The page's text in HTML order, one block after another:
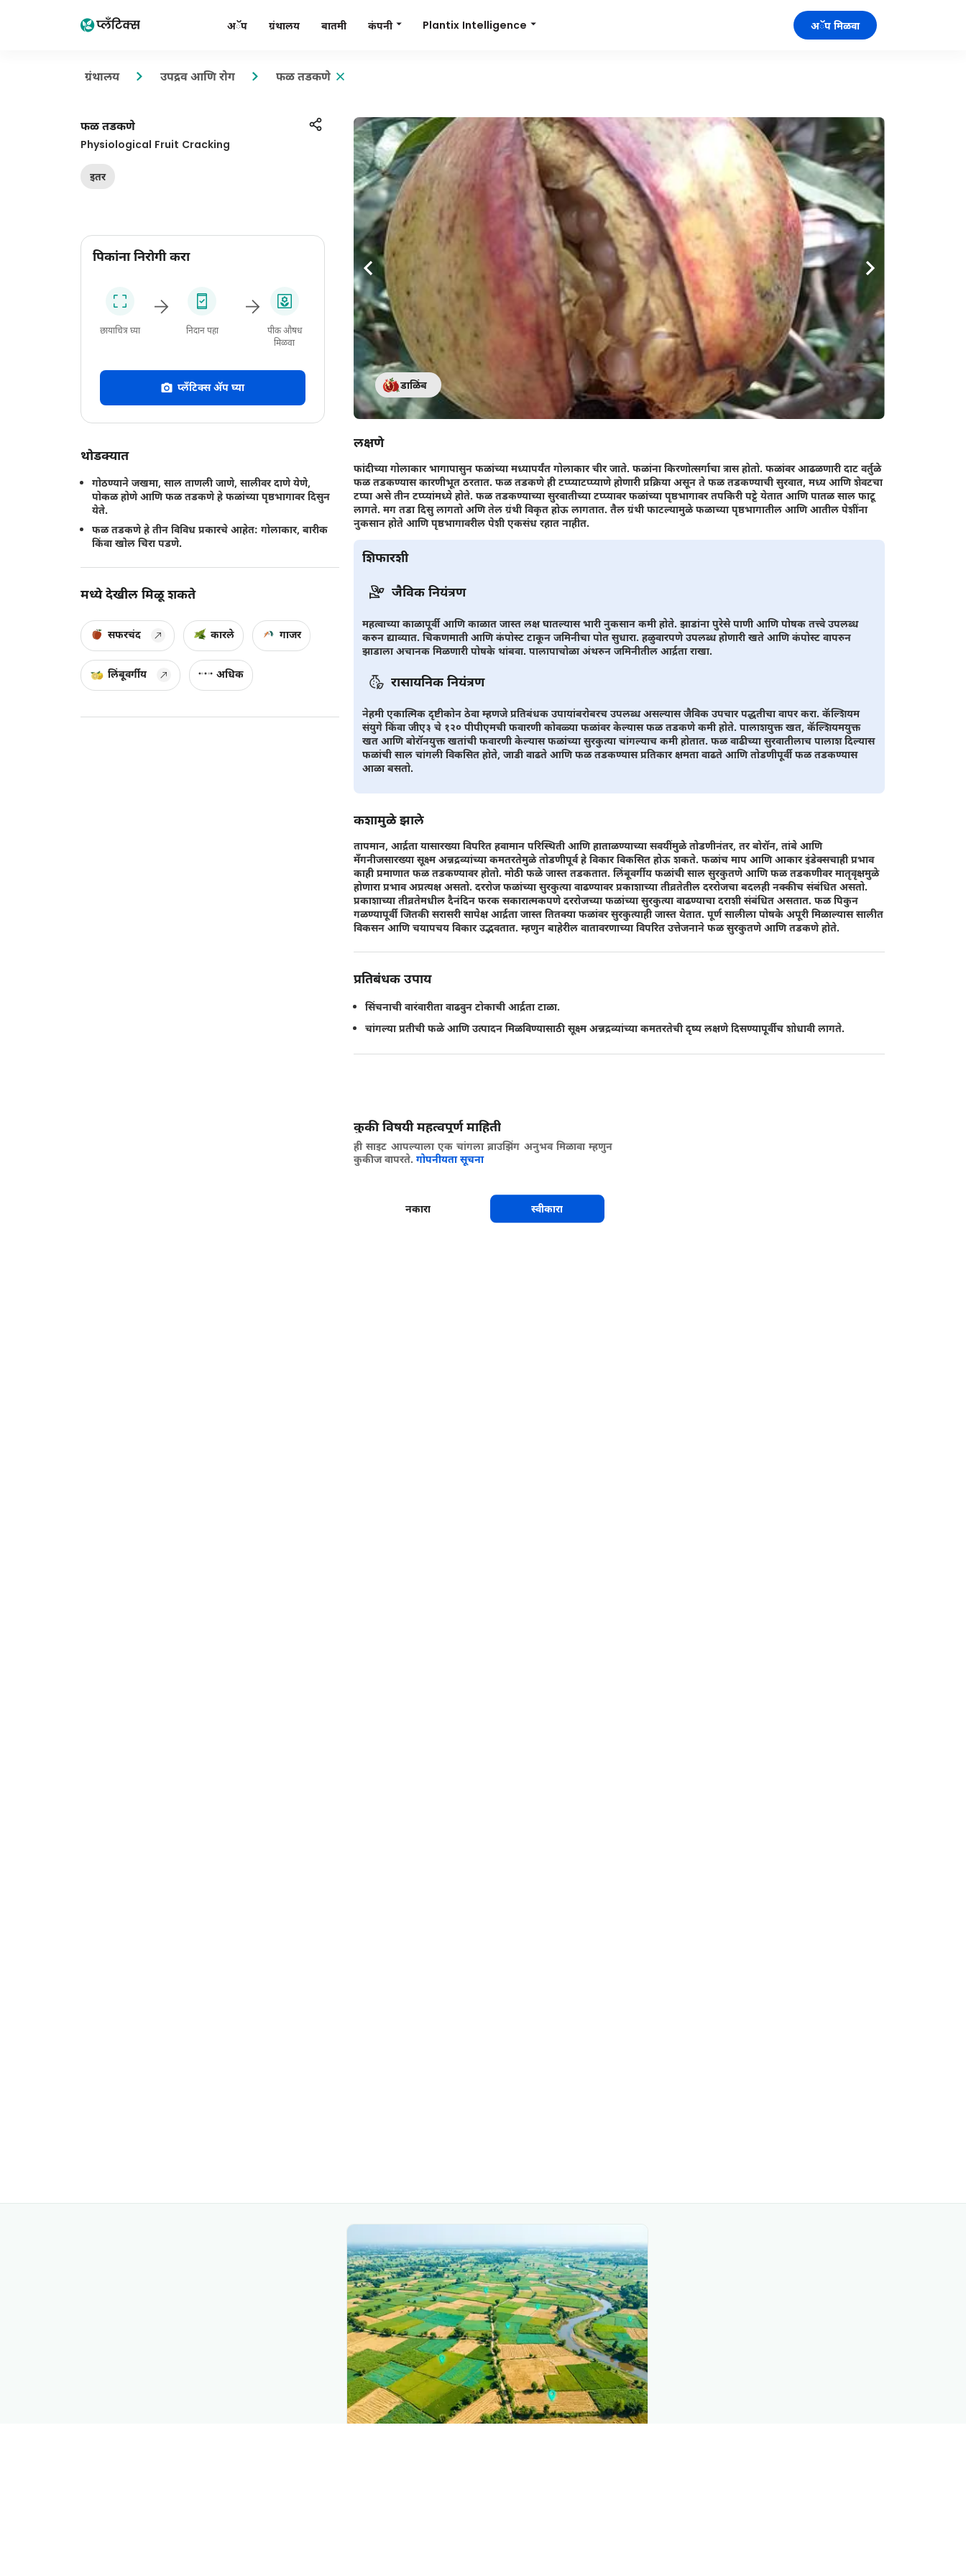
अॅप ग्रंथालय बातमी कंपनी Plantix Intelligence अॅप मिळवा
ग्रंथालय उपद्रव आणि रोग फळ तडकणे
फळ तडकणे
Physiological Fruit Cracking
इतर
पिकांना निरोगी करा
छायाचित्र घ्या निदान पहा
पीक औषध
मिळवा
प्लँटिक्स अ‍ॅप घ्या
थोडक्यात
गोठण्याने जखमा, साल ताणली जाणे, सालीवर दाणे येणे,
पोकळ होणे आणि फळ तडकणे हे फळांच्या पृष्ठभागावर दिसुन
येते.
फळ तडकणे हे तीन विविध प्रकारचे आहेत: गोलाकार, बारीक
किंवा खोल चिरा पडणे.
मध्ये देखील मिळू शकते
सफरचंद कारले गाजर
लिंबूवर्गीय अधिक
डाळिंब
लक्षणे
फांदीच्या गोलाकार भागापासुन फळांच्या मध्यापर्यंत गोलाकार चीर जाते. फळांना किरणोत्सर्गाचा त्रास होतो. फळांवर आढळणारी दाट वर्तुळे
फळ तडकण्यास कारणीभूत ठरतात. फळ तडकणे ही टप्प्याटप्प्याणे होणारी प्रक्रिया असून ते फळ तडकण्याची सुरवात, मध्य आणि शेवटचा
टप्पा असे तीन टप्प्यांमध्ये होते. फळ तडकण्याच्या सुरवातीच्या टप्प्यावर फळांच्या पृष्ठभागावर तपकिरी पट्टे येतात आणि पातळ साल फाटू
लागते. मग तडा दिसु लागतो अणि तेल ग्रंथी विकृत होऊ लागतात. तैल ग्रंथी फाटल्यामुळे फळाच्या पृष्ठभागातील आणि आतील पेशींना
नुकसान होते आणि पृष्ठभागावरील पेशी एकसंध रहात नाहीत.
शिफारशी
जैविक नियंत्रण
महत्वाच्या काळापूर्वी आणि काळात जास्त लक्ष घातल्यास भारी नुकसान कमी होते. झाडांना पुरेसे पाणी आणि पोषक तत्त्वे उपलब्ध
करुन द्याव्यात. चिकणमाती आणि कंपोस्ट टाकून जमिनीचा पोत सुधारा. हळुवारपणे उपलब्ध होणारी खते आणि कंपोस्ट वापरुन
झाडाला अचानक मिळणारी पोषके थांबवा. पालापाचोळा अंथरुन जमिनीतील आर्द्रता राखा.
रासायनिक नियंत्रण
नेहमी एकात्मिक दृष्टीकोन ठेवा म्हणजे प्रतिबंधक उपायांबरोबरच उपलब्ध असल्यास जैविक उपचार पद्धतीचा वापर करा. कॅल्शियम
संयुगे किंवा जीए३ चे १२० पीपीएमची फवारणी कोवळ्या फळांवर केल्यास फळ तडकणे कमी होते. पालाशयुक्त खत, कॅल्शियमयुक्त
खत आणि बोरॉनयुक्त खतांची फवारणी केल्यास फळांच्या सुरकुत्या चांगल्याच कमी होतात. फळ वाढीच्या सुरवातीलाच पालाश दिल्यास
फळांची साल चांगली विकसित होते, जाडी वाढते आणि फळ तडकण्यास प्रतिकार क्षमता वाढते आणि तोडणीपूर्वी फळ तडकण्यास
आळा बसतो.
कशामुळे झाले
तापमान, आर्द्रता यासारख्या विपरित हवामान परिस्थिती आणि हाताळण्याच्या सवयींमुळे तोडणीनंतर, तर बोरॉन, तांबे आणि
मँगनीजसारख्या सूक्ष्म अन्नद्रव्यांच्या कमतरतेमुळे तोडणीपूर्व हे विकार विकसित होऊ शकते. फळांच माप आणि आकार इंडेक्सचाही प्रभाव
काही प्रमाणात फळ तडकण्यावर होतो. मोठी फळे जास्त तडकतात. लिंबूवर्गीय फळांची साल सुरकुतणे आणि फळ तडकणीवर मातृवृक्षमुळे
होणारा प्रभाव अप्रत्यक्ष असतो. दररोज फळांच्या सुरकुत्या वाढण्यावर प्रकाशाच्या तीव्रतेतील दररोजचा बदलही नक्कीच संबंधित असतो.
प्रकाशाच्या तीव्रतेमधील दैनंदिन फरक सकारात्मकपणे दररोजच्या फळांच्या सुरकुत्या वाढण्याचा दराशी संबंधित असतात. फळ पिकुन
गळण्यापूर्वी जितकी सरासरी सापेक्ष आर्द्रता जास्त तितक्या फळांवर सुरकुत्याही जास्त येतात. पूर्ण सालीला पोषके अपूरी मिळाल्यास सालीत
विकसन आणि चयापचय विकार उद्भवतात. म्हणुन बाहेरील वातावरणाच्या विपरित उत्तेजनाने फळ सुरकुतणे आणि तडकणे होते.
प्रतिबंधक उपाय
सिंचनाची वारंवारीता वाढवुन टोकाची आर्द्रता टाळा.
चांगल्या प्रतीची फळे आणि उत्पादन मिळविण्यासाठी सूक्ष्म अन्नद्रव्यांच्या कमतरतेची दृष्य लक्षणे दिसण्यापूर्वीच शोधावी लागते.
कुकी विषयी महत्वपूर्ण माहिती
ही साइट आपल्याला एक चांगला ब्राउझिंग अनुभव मिळावा म्हणुन
कुकीज वापरते. गोपनीयता सूचना
नकारा स्वीकारा